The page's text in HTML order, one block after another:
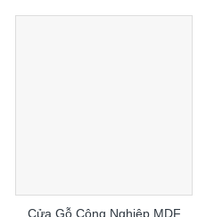
Cửa Gỗ Công Nghiệp MDF